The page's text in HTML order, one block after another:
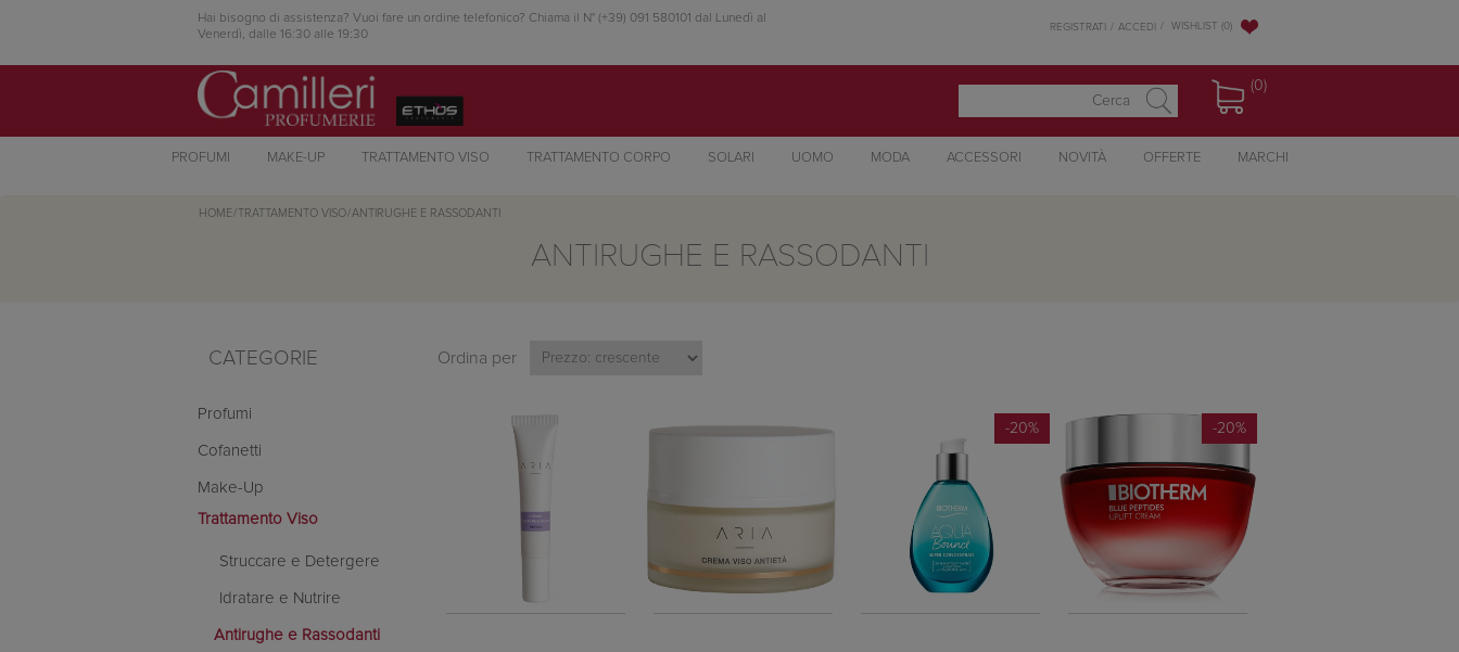
Hai bisogno di assistenza? Vuoi fare un ordine telefonico? Chiama il N° (+39) 091 580101 dal Lunedì al
Venerdì, dalle 16:30 alle 19:30
REGISTRATI ACCEDI WISHLIST (0)
(0)
PROFUMI MAKE-UP TRATTAMENTO VISO TRATTAMENTO CORPO SOLARI UOMO MODA ACCESSORI NOVITÀ OFFERTE MARCHI
HOME/ TRATTAMENTO VISO/ ANTIRUGHE E RASSODANTI
ANTIRUGHE E RASSODANTI
CATEGORIE
Profumi
Cofanetti
Make-Up
Trattamento Viso
Struccare e Detergere
Idratare e Nutrire
Antirughe e Rassodanti
Ordina per
-20% -20%